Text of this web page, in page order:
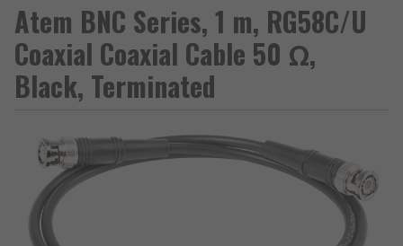
Atem BNC Series, 1 m, RG58C/U
Coaxial Coaxial Cable 50 Ω,
Black, Terminated